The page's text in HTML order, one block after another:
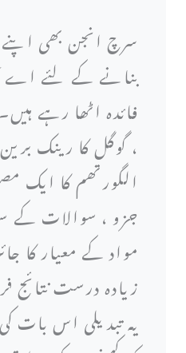
سرچ انجن بھی اپنے
بنانے کے لئے اے
فائدہ اٹھا رہے
، گوگل کا رینک
الگورتھم کا ایک
جزو ، سوالات کے
مواد کے معیار کا
زیادہ درست نتائج
یہ تبدیلی اس بات